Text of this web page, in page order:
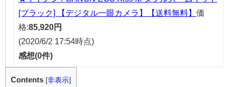
[ブラック] 【デジタル一眼カメラ】【送料無料】 価
格:85,920円
(2020/6/2 17:54時点)
感想(0件)
Contents [非表示]